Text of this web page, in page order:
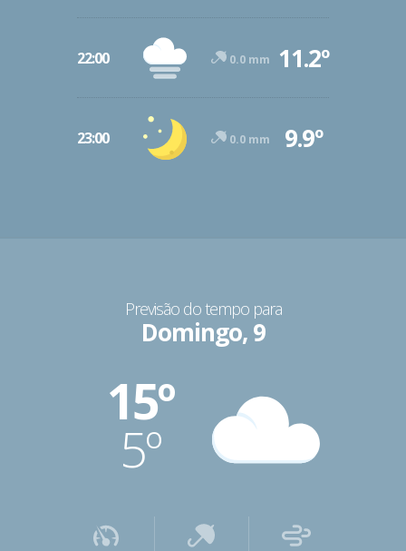
22:00 0.0 mm 11.2º
23:00 0.0 mm 9.9º
Previsão do tempo para
Domingo, 9
15º
5º